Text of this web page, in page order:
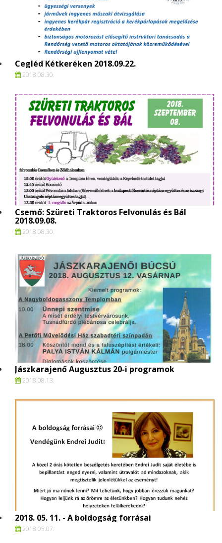
Cegléd Kétkeréken 2018.09.22.
2018.08.30.
Csemő: Szüreti Traktoros Felvonulás és Bál
2018.09.08.
2018.08.30.
Jászkarajenő Augusztus 20-i programok
2018.08.13.
2018. 05. 11. - A boldogság forrásai
2018.05.07.